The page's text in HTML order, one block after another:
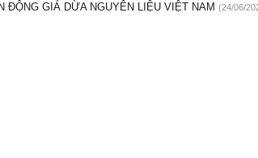
ĐỘNG GIÁ DỪA NGUYÊN LIỆU VIỆT NAM (24/06/